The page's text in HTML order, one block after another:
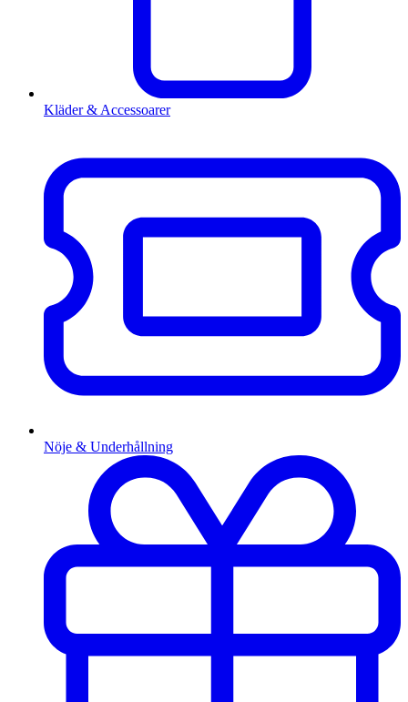
Kläder & Accessoarer
Nöje & Underhållning